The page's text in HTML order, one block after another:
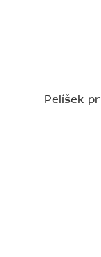
Pelíšek